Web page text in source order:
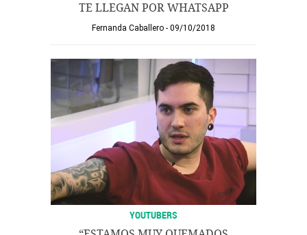
TE LLEGAN POR WHATSAPP
Fernanda Caballero 09/10/2018
YOUTUBERS